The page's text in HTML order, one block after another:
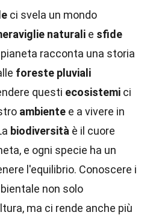
ci svela un mondo
naturali e sfide
pianeta racconta una storia
foreste pluviali
questi ecosistemi ci
ambiente e a vivere in
biodiversità è il cuore
e ogni specie ha un
l'equilibrio. Conoscere i
non solo
ma ci rende anche più